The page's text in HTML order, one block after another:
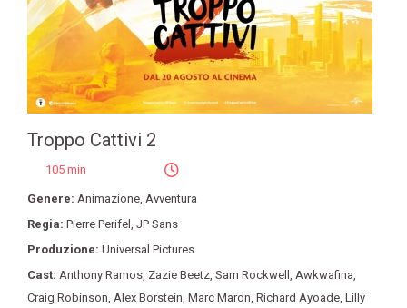
Troppo Cattivi 2
105 min
Genere: Animazione, Avventura
Regia: Pierre Perifel , JP Sans
Produzione: Universal Pictures
Cast: Anthony Ramos, Zazie Beetz, Sam Rockwell , Awkwafina,
Craig Robinson, Alex Borstein, Marc Maron, Richard Ayoade, Lilly